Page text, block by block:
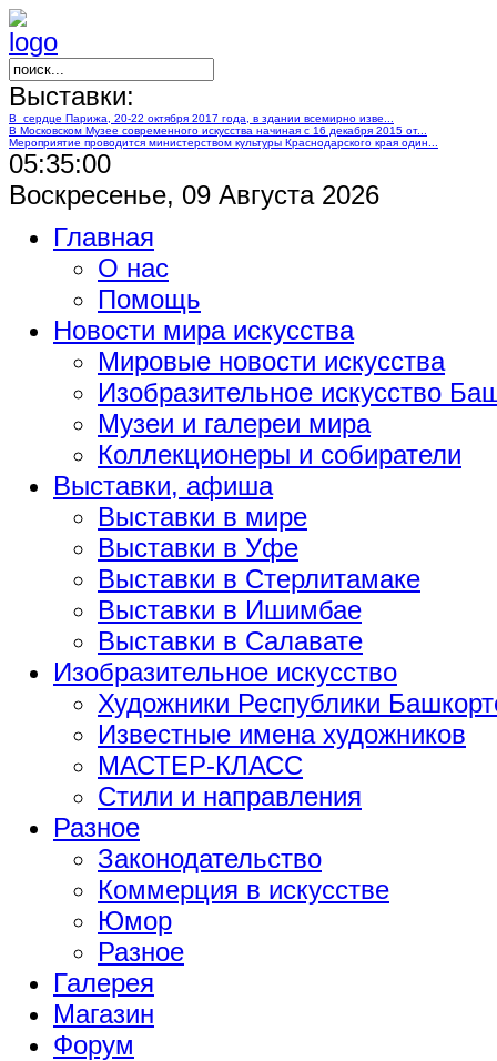
Выставки:
В сердце Парижа, 20-22 октября 2017 года, в здании всемирно изве...
В Московском Музее современного искусства начиная с 16 декабря 2015 от...
Мероприятие проводится министерством культуры Краснодарского края один...
05:35:01
Воскресенье, 09 Августа 2026
Главная
О нас
Помощь
Новости мира искусства
Мировые новости искусства
Изобразительное искусство
Музеи и галереи мира
Коллекционеры и собиратели
Выставки, афиша
Выставки в мире
Выставки в Уфе
Выставки в Стерлитамаке
Выставки в Ишимбае
Выставки в Салавате
Изобразительное искусство
Художники Республики
Известные имена художников
МАСТЕР-КЛАСС
Стили и направления
Разное
Законодательство
Коммерция в искусстве
Юмор
Разное
Галерея
Магазин
Форум